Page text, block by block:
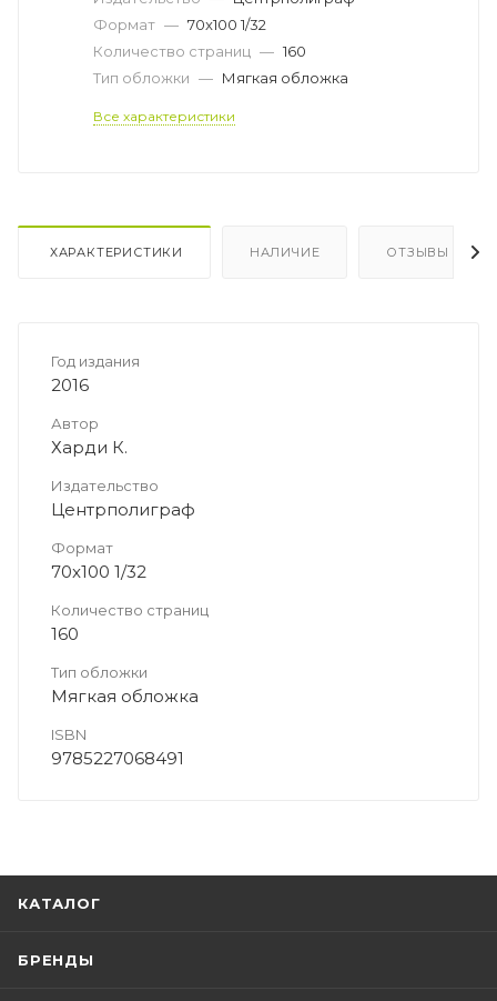
Формат — 70x100 1/32
Количество страниц — 160
Тип обложки — Мягкая обложка
Все характеристики
ХАРАКТЕРИСТИКИ НАЛИЧИЕ ОТЗЫВЫ
Год издания
2016
Автор
Харди К.
Издательство
Центрполиграф
Формат
70x100 1/32
Количество страниц
160
Тип обложки
Мягкая обложка
ISBN
9785227068491
КАТАЛОГ
БРЕНДЫ